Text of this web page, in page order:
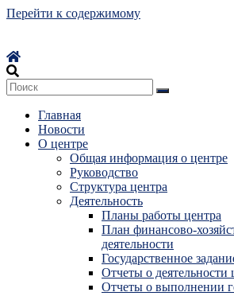
Перейти к содержимому
Главная
Новости
О центре
Общая информация о центре
Руководство
Структура центра
Деятельность
Планы работы центра
План финансово-
деятельности
Государственное
Отчеты о деятельности
Отчеты о выполнении